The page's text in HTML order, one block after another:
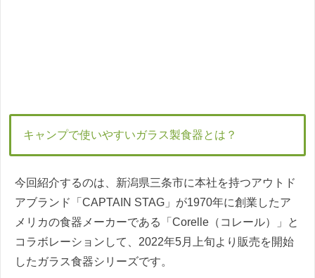
キャンプで使いやすいガラス製食器とは？
今回紹介するのは、新潟県三条市に本社を持つアウトド
アブランド「CAPTAIN STAG」が1970年に創業したア
メリカの食器メーカーである「Corelle（コレール）」と
コラボレーションして、2022年5月上旬より販売を開始
したガラス食器シリーズです。